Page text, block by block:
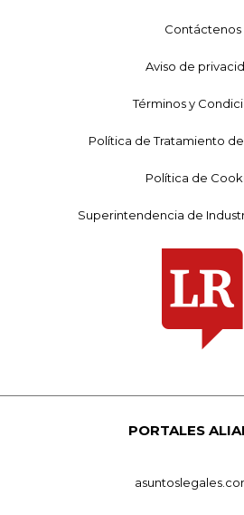
Contáctenos
Aviso de
Términos y
Política de Tratamiento
Política de
Superintendencia de
PORTALES